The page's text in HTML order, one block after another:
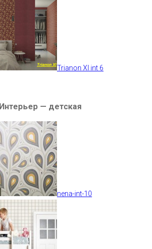
Trianon XI int 6
Интерьер — детская
nena-int-10